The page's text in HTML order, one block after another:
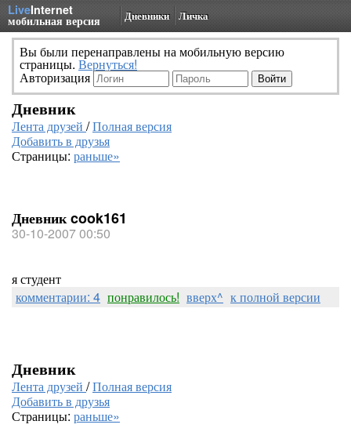
LiveInternet
мобильная версия Дневники Личка
Вы были перенаправлены на мобильную версию
страницы. Вернуться!
Авторизация
Дневник
Лента друзей /Полная версия
Добавить в друзья
Страницы: раньше»
Дневник cook161
30-10-2007 00:50
я студент
комментарии: 4 понравилось! вверх^ к полной версии
Дневник
Лента друзей /Полная версия
Добавить в друзья
Страницы: раньше»